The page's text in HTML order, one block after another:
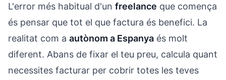
L'error més habitual d'un freelance que comença
és pensar que tot el que factura és benefici. La
realitat com a autònom a Espanya és molt
diferent. Abans de fixar el teu preu, calcula quant
necessites facturar per cobrir totes les teves